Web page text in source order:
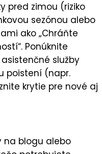
pred zimou (riziko
sezónou alebo
ako „Chráňte
“. Ponúknite
služby
poistení (napr.
krytie pre nové aj
na blogu alebo